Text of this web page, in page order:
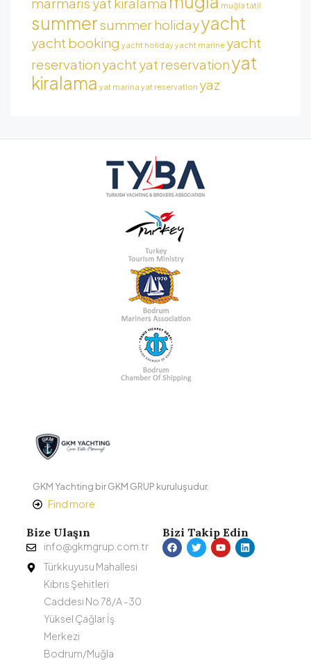
muğla tatil
summersummer holidayyacht
yacht booking yacht holidayyacht marine yacht
reservationyacht yat reservationyat
kiralama yat marina yat reservation yaz
GKM Yachting bir GKM GRUP kuruluşudur.
Find more
Bize Ulaşın
info@gkmgrup.com.tr
Türkkuyusu Mahallesi
Kıbrıs Şehitleri
Caddesi No 78/A -30
Yüksel Çağlar İş
Merkezi
Bodrum/Muğla
Bizi Takip Edin